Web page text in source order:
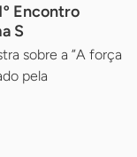
Encontro
S
sobre a ”A força
pela